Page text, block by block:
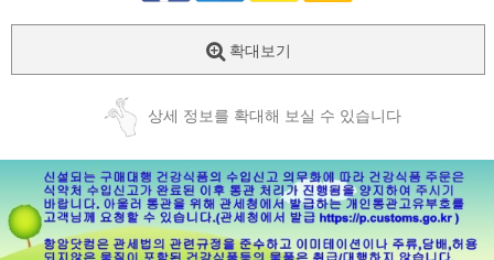
확대보기
상세 정보를 확대해 보실 수 있습니다